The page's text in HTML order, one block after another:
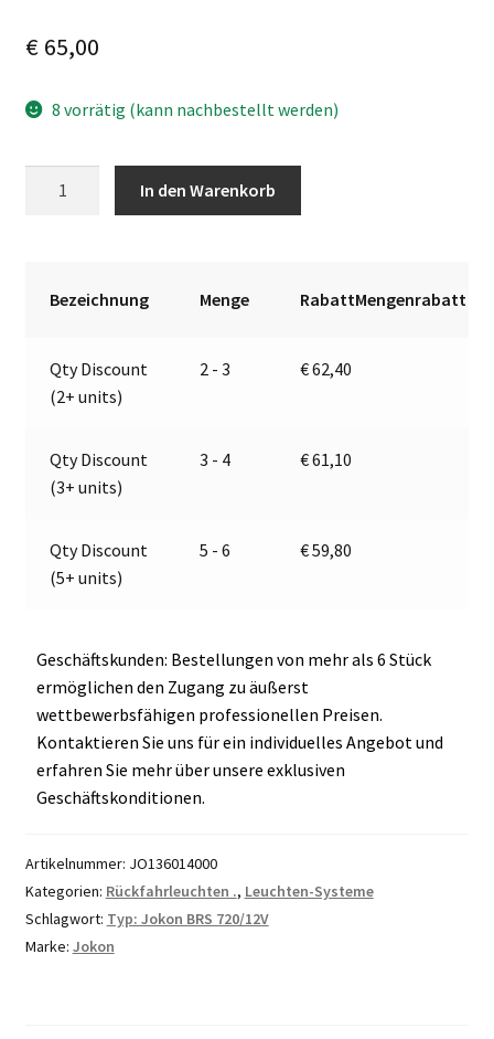
€65,00
8 vorrätig (kann nachbestellt werden)
0004035
In den Warenkorb
r
t
e
Bezeichnung Menge RabattMengenrabatt
Qty Discount
(2+ units)
2 - 3 €62,40
Qty Discount
(3+ units)
3 - 4 €61,10
Qty Discount
(5+ units)
5 - 6 €59,80
Geschäftskunden: Bestellungen von mehr als 6 Stück
ermöglichen den Zugang zu äußerst
wettbewerbsfähigen professionellen Preisen.
Kontaktieren Sie uns für ein individuelles Angebot und
erfahren Sie mehr über unsere exklusiven
Geschäftskonditionen.
Artikelnummer: JO136014000
Kategorien: Rückfahrleuchten ., Leuchten-Systeme
Schlagwort: Typ: Jokon BRS 720/12V
Marke: Jokon